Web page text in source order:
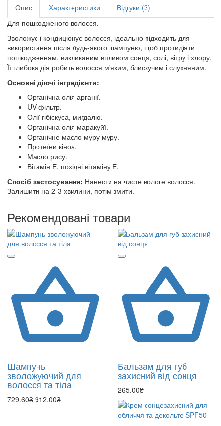
Опис Характеристики
Відгуки (3)
Для пошкодженого волосся.
Зволожує і кондиціонує волосся, ідеально підходить для
використання після будь-якого шампуню, щоб протидіяти
пошкодженням, викликаним впливом сонця, солі, вітру і хлору.
Її глибока дія робить волосся м'яким, блискучим і слухняним.
Основні діючі інгредієнти:
Органічна олія арганії.
UV фільтр.
Олії гібіскуса, мигдалю.
Органічна олія маракуйї.
Органічне масло муру муру.
Протеїни кіноа.
Масло рису.
Вітамін Е, похідні вітаміну Е.
Спосіб застосування: Нанести на чисте вологе волосся.
Залишити на 2-3 хвилини, потім змити.
Рекомендовані товари
Шампунь
зволожуючий для
волосся та тіла
729.60₴ 912.00₴
Бальзам для губ
захисний від сонця
265.00₴